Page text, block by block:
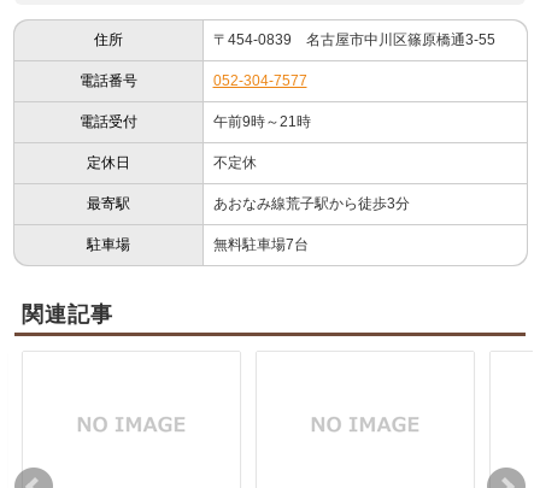
住所 〒454-0839 名古屋市中川区篠原橋通3-55
電話番号 052-304-7577
電話受付 午前9時～21時
定休日 不定休
最寄駅 あおなみ線荒子駅から徒歩3分
駐車場 無料駐車場7台
関連記事